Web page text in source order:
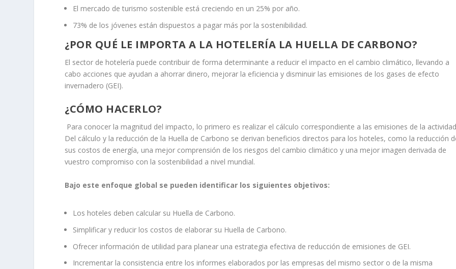
El mercado de turismo sostenible está creciendo en un 25% por año.
73% de los jóvenes están dispuestos a pagar más por la sostenibilidad.
¿POR QUÉ LE IMPORTA A LA HOTELERÍA LA HUELLA DE CARBONO?
El sector de hotelería puede contribuir de forma determinante a reducir el impacto en el cambio climático, llevando a
cabo acciones que ayudan a ahorrar dinero, mejorar la eficiencia y disminuir las emisiones de los gases de efecto
invernadero (GEI).
¿CÓMO HACERLO?
Para conocer la magnitud del impacto, lo primero es realizar el cálculo correspondiente a las emisiones de la
Del cálculo y la reducción de la Huella de Carbono se derivan beneficios directos para los hoteles, como la reducción
sus costos de energía, una mejor comprensión de los riesgos del cambio climático y una mejor imagen derivada de
vuestro compromiso con la sostenibilidad a nivel mundial.
Bajo este enfoque global se pueden identificar los siguientes objetivos:
Los hoteles deben calcular su Huella de Carbono.
Simplificar y reducir los costos de elaborar su Huella de Carbono.
Ofrecer información de utilidad para planear una estrategia efectiva de reducción de emisiones de GEI.
Incrementar la consistencia entre los informes elaborados por las empresas del mismo sector o de la misma